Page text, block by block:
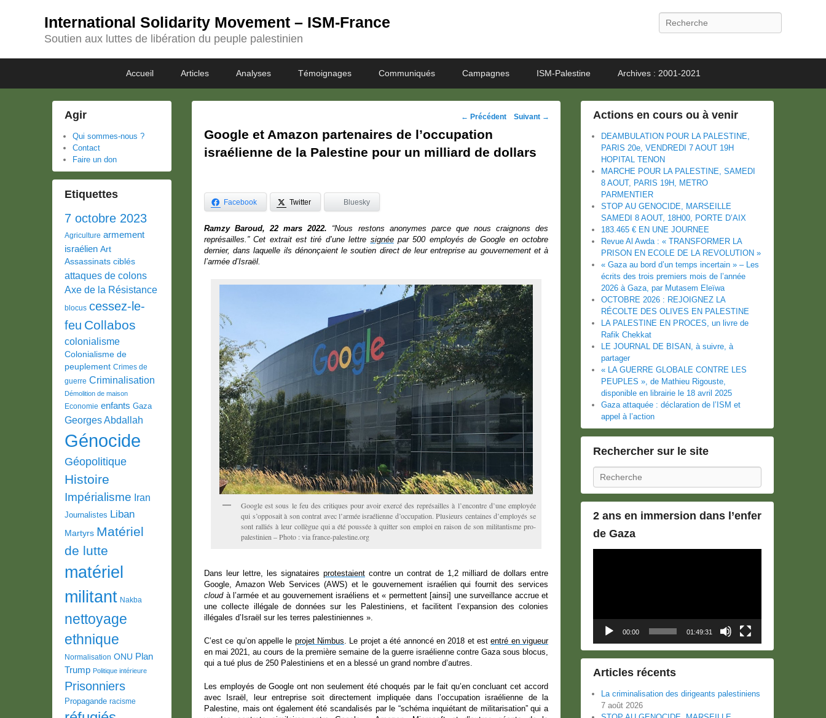
International Solidarity Movement – ISM-France
Soutien aux luttes de libération du peuple palestinien
Recherche
menu
Accueil Articles Analyses Témoignages Communiqués Campagnes ISM-Palestine Archives : 2001-2021
Navigation
des
← Précédent Suivant →
Google et Amazon partenaires de l’occupation
israélienne de la Palestine pour un milliard de dollars
Facebook Twitter Bluesky
Ramzy Baroud, 22 mars 2022. “Nous restons anonymes parce que nous craignons des
représailles.” Cet extrait est tiré d’une lettre signéepar 500 employés de Google en octobre
dernier, dans laquelle ils dénonçaient le soutien direct de leur entreprise au gouvernement et à
l’armée d’Israël.
Google est sous le feu des critiques pour avoir exercé des représailles à l’encontre d’une employée
qui s’opposait à son contrat avec l’armée israélienne d’occupation. Plusieurs centaines d’employés se
sont ralliés à leur collègue qui a été poussée à quitter son emploi en raison de son militantisme pro-
palestinien – Photo : via france-palestine.org
Dans leur lettre, les signataires protestaient contre un contrat de 1,2 milliard de dollars entre
Google, Amazon Web Services (AWS) et le gouvernement israélien qui fournit des services
cloudà l’armée et au gouvernement israéliens et « permettent [ainsi] une surveillance accrue et
une collecte illégale de données sur les Palestiniens, et facilitent l’expansion des colonies
illégales d’Israël sur les terres palestiniennes ».
C’est ce qu’on appelle le projet Nimbus. Le projet a été annoncé en 2018 et estentré en vigueur
en mai 2021, au cours de la première semaine de la guerre israélienne contre Gaza sous blocus,
qui a tué plus de 250 Palestiniens et en a blessé un grand nombre d’autres.
Les employés de Google ont non seulement été choqués par le fait qu’en concluant cet accord
avec Israël, leur entreprise soit directement impliquée dans l’occupation israélienne de la
Palestine, mais ont également été scandalisés par le “schéma inquiétant de militarisation” qui a
Actions en cours ou à venir
DEAMBULATION POUR LA PALESTINE,
PARIS 20e, VENDREDI 7 AOUT 19H
HOPITAL TENON
MARCHE POUR LA PALESTINE, SAMEDI
8 AOUT, PARIS 19H, METRO
PARMENTIER
STOP AU GENOCIDE, MARSEILLE
SAMEDI 8 AOUT, 18H00, PORTE D’AIX
183.465 € EN UNE JOURNEE
Revue Al Awda : « TRANSFORMER LA
PRISON EN ECOLE DE LA REVOLUTION »
« Gaza au bord d’un temps incertain » – Les
écrits des trois premiers mois de l’année
2026 à Gaza, par Mutasem Eleïwa
OCTOBRE 2026 : REJOIGNEZ LA
RÉCOLTE DES OLIVES EN PALESTINE
LA PALESTINE EN PROCES, un livre de
Rafik Chekkat
LE JOURNAL DE BISAN, à suivre, à
partager
« LA GUERRE GLOBALE CONTRE LES
PEUPLES », de Mathieu Rigouste,
disponible en librairie le 18 avril 2025
Gaza attaquée : déclaration de l’ISM et
appel à l’action
Rechercher sur le site
Recherche
2 ans en immersion dans l’enfer
de Gaza
00:00 01:49:31
Articles récents
La criminalisation des dirigeants palestiniens
7 août 2026
Agir
Qui sommes-nous ?
Contact
Faire un don
Etiquettes
7 octobre 2023
Agriculture armement
israélien Art
Assassinats ciblés
attaques de colons
Axe de la Résistance
blocus cessez-le-
feu Collabos
colonialisme
Colonialisme de
peuplement Crimes de
guerre Criminalisation
Démolition de maison
Economie enfants Gaza
Georges Abdallah
Génocide
Géopolitique
Histoire
Impérialisme Iran
Journalistes Liban
Martyrs Matériel
de lutte
matériel
militant Nakba
nettoyage
ethnique
Normalisation ONU Plan
Trump Politique intérieure
Prisonniers
Propagande racisme